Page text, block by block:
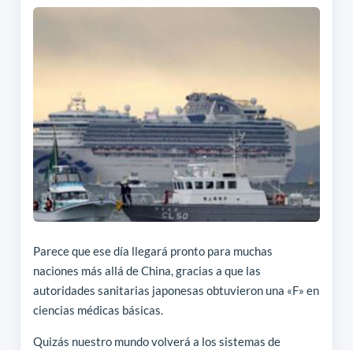
Parece que ese día llegará pronto para muchas
naciones más allá de China, gracias a que las
autoridades sanitarias japonesas obtuvieron una «F» en
ciencias médicas básicas.
Quizás nuestro mundo volverá a los sistemas de